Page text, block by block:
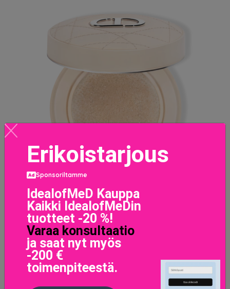
Forever Cushion Powder 010
62 EUR
LISÄTIETOJA
Erikoistarjous
Sponsoriltamme
IdealofMeD Kauppa
Kaikki IdealofMeDin
tuotteet -20 %!
Varaa konsultaatio
ja saat nyt myös
-200 €
toimenpiteestä.